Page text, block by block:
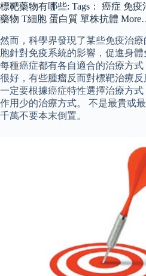
標靶藥物有哪些: Tags： 癌症 免
藥物 T細胞 蛋白質 單株抗體
然而，科學界發現了某些免疫治
胞針對免疫系統的影響，促進身體
每種癌症都有各自適合的治療方
很好，有些腫瘤反而對標靶治療反
一定要根據癌症特性選擇治療方
作用少的治療方式。 不是最貴或
千萬不要本末倒置。